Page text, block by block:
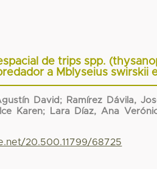
de trips spp.
a Mblyseius swirskii
David ; Ramírez Dávila,
Karen; Lara Díaz, Ana
20.500.11799/68725